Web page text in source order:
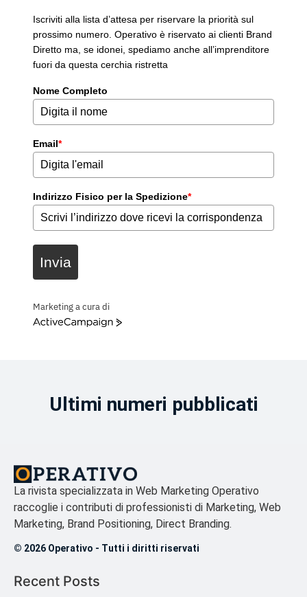
Iscriviti alla lista d’attesa per riservare la priorità sul
prossimo numero. Operativo è riservato ai clienti Brand
Diretto ma, se idonei, spediamo anche all’imprenditore
fuori da questa cerchia ristretta
Nome Completo
Email*
Indirizzo Fisico per la Spedizione*
Invia
Marketing a cura di
ActiveCampaign
Ultimi numeri pubblicati
La rivista specializzata in Web Marketing Operativo
raccoglie i contributi di professionisti di Marketing, Web
Marketing, Brand Positioning, Direct Branding.
© 2026 Operativo - Tutti i diritti riservati
Recent Posts